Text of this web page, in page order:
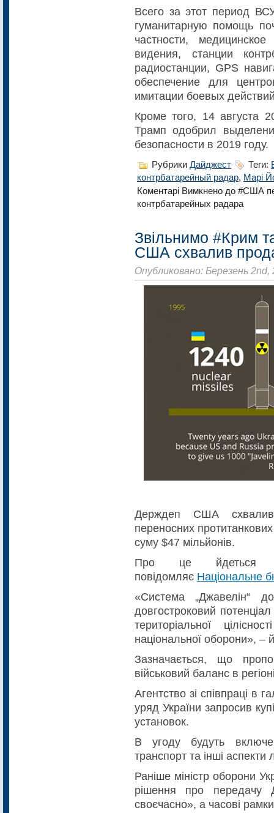
Всего за этот период
гуманитарную помощь
частности,
видения, станции
радиостанции, GPS
обеспечение для
имитации боевых
Кроме того, 14 августа
Трамп одобрил
безопасности в 2019 году.
Рубрики Дайджест Теги:
контрбатарейный радар, Марі
Коментарі Вимкнено до #США
контрбатарейных радара
Звільнимо #Крим
США схвалив
Опубликовано: Березень 2nd,
Держдеп США схвалив
переносних
суму $47 мільйонів.
Про це йдеться у
повідомляє Національне
«Система „Джавелін“
довгостроковий
територіальної
національної оборони», –
Зазначається, що
військовий баланс в
Агентство зі співпраці в
уряд України запросив
установок.
В угоду будуть
транспорт та інші аспекти
Раніше міністр оборони
рішення про передачу
своєчасно», а часові